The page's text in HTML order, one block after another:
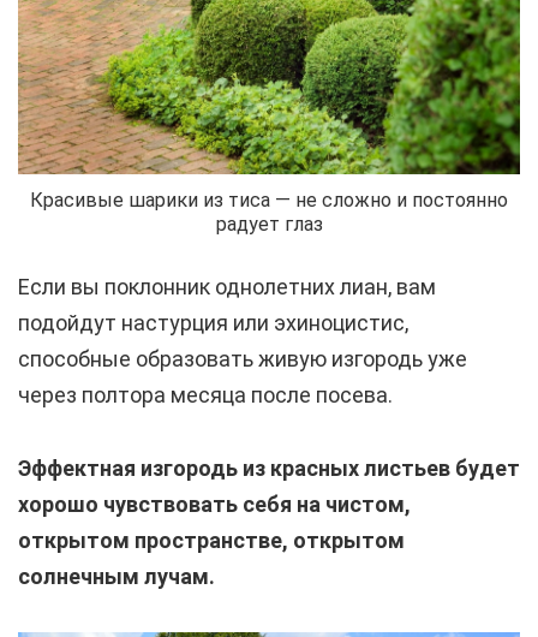
Красивые шарики из тиса — не сложно и постоянно
радует глаз
Если вы поклонник однолетних лиан, вам
подойдут настурция или эхиноцистис,
способные образовать живую изгородь уже
через полтора месяца после посева.
Эффектная изгородь из красных листьев будет
хорошо чувствовать себя на чистом,
открытом пространстве, открытом
солнечным лучам.